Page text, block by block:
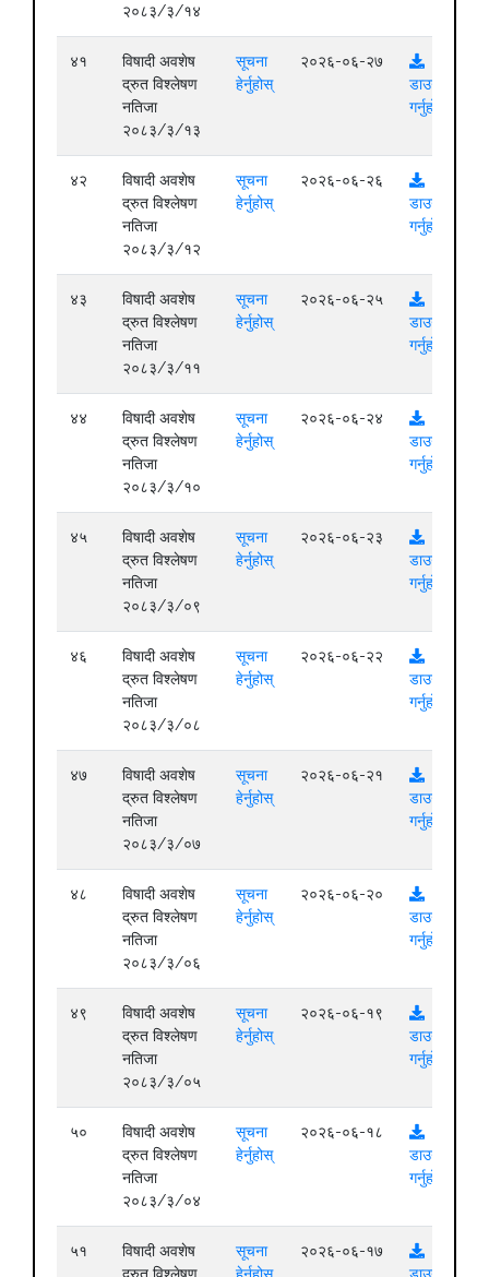
२०८३/३/१४
४१
विषादी अवशेष
द्रुत विश्लेषण
नतिजा
२०८३/३/१३
सूचना
हेर्नुहोस्
२०२६-०६-२७
डाउनलोड
गर्नुहोस्
४२
विषादी अवशेष
द्रुत विश्लेषण
नतिजा
२०८३/३/१२
सूचना
हेर्नुहोस्
२०२६-०६-२६
डाउनलोड
गर्नुहोस्
४३
विषादी अवशेष
द्रुत विश्लेषण
नतिजा
२०८३/३/११
सूचना
हेर्नुहोस्
२०२६-०६-२५
डाउनलोड
गर्नुहोस्
४४
विषादी अवशेष
द्रुत विश्लेषण
नतिजा
२०८३/३/१०
सूचना
हेर्नुहोस्
२०२६-०६-२४
डाउनलोड
गर्नुहोस्
४५
विषादी अवशेष
द्रुत विश्लेषण
नतिजा
२०८३/३/०९
सूचना
हेर्नुहोस्
२०२६-०६-२३
डाउनलोड
गर्नुहोस्
४६
विषादी अवशेष
द्रुत विश्लेषण
नतिजा
२०८३/३/०८
सूचना
हेर्नुहोस्
२०२६-०६-२२
डाउनलोड
गर्नुहोस्
४७
विषादी अवशेष
द्रुत विश्लेषण
नतिजा
२०८३/३/०७
सूचना
हेर्नुहोस्
२०२६-०६-२१
डाउनलोड
गर्नुहोस्
४८
विषादी अवशेष
द्रुत विश्लेषण
नतिजा
२०८३/३/०६
सूचना
हेर्नुहोस्
२०२६-०६-२०
डाउनलोड
गर्नुहोस्
४९
विषादी अवशेष
द्रुत विश्लेषण
नतिजा
२०८३/३/०५
सूचना
हेर्नुहोस्
२०२६-०६-१९
डाउनलोड
गर्नुहोस्
५०
विषादी अवशेष
द्रुत विश्लेषण
नतिजा
२०८३/३/०४
सूचना
हेर्नुहोस्
२०२६-०६-१८
डाउनलोड
गर्नुहोस्
५१
विषादी अवशेष
सूचना
२०२६-०६-१७